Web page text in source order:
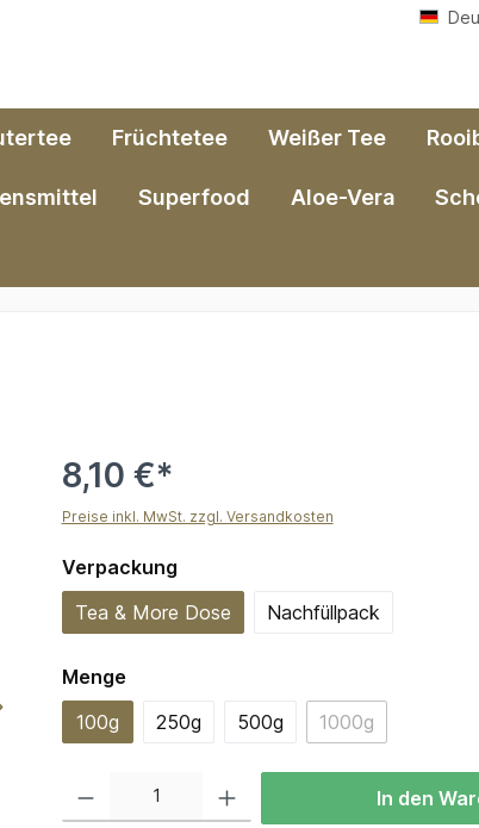
Früchtetee Weißer Tee
Superfood Aloe-Vera
8,10 €*
Preise inkl. MwSt. zzgl. Versandkosten
Verpackungauswählen
Tea & More Dose
Nachfüllpack
Mengeauswählen
100g
250g 500g 1000g(Diese Option
In den